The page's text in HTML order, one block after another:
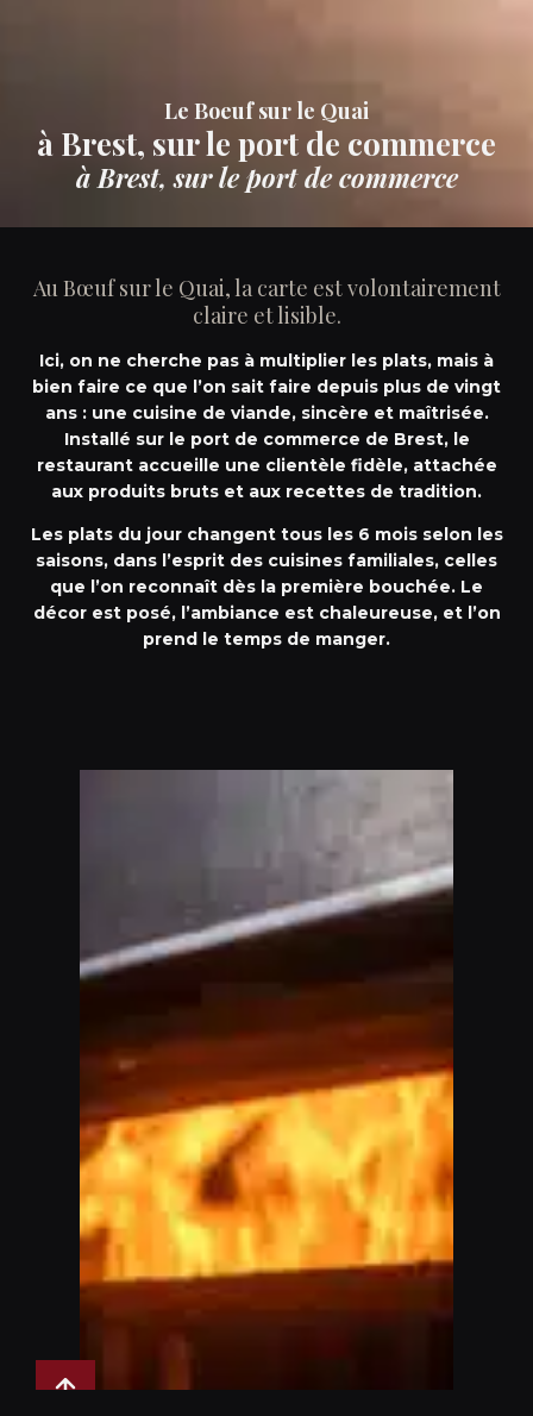
Le Boeuf sur le Quai
à Brest, sur le port de commerce
à Brest, sur le port de commerce
Au Bœuf sur le Quai, la carte est volontairement
claire et lisible.
Ici, on ne cherche pas à multiplier les plats, mais à
bien faire ce que l’on sait faire depuis plus de vingt
ans: une cuisine de viande, sincère et maîtrisée.
Installé sur le port de commerce de Brest, le
restaurant accueille une clientèle fidèle, attachée
aux produits bruts et aux recettes de tradition.
Les plats du jour changent tous les 6 mois selon les
saisons, dans l’esprit des cuisines familiales, celles
que l’on reconnaît dès la première bouchée. Le
décor est posé, l’ambiance est chaleureuse, et l’on
prend le temps de manger.